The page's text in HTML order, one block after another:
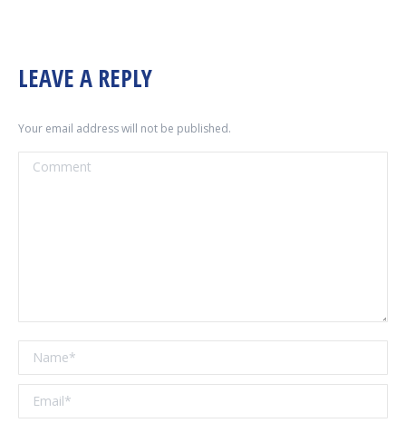
LEAVE A REPLY
Your email address will not be published.
Comment
Name *
Email *